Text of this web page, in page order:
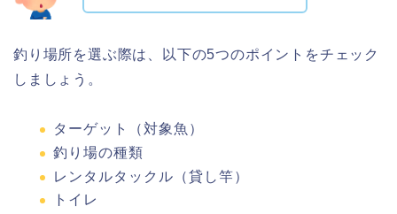
釣り場所を選ぶ際は、以下の5つのポイントをチェック
しましょう。
ターゲット（対象魚）
釣り場の種類
レンタルタックル（貸し竿）
トイレ